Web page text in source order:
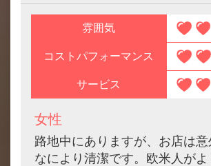
雰囲気
コストパフォーマンス
サービス
女性
路地中にありますが、お店は意
なにより清潔です。欧米人がよ